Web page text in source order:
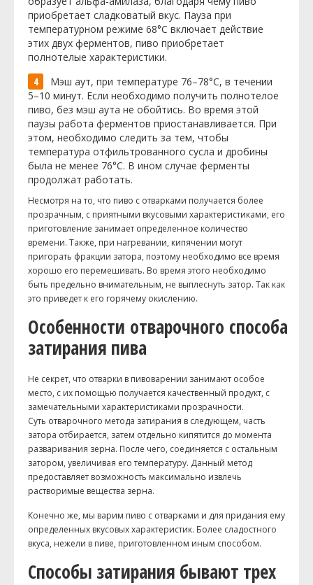
приобретает сладковатый вкус. Пауза при
температурном режиме 68°C включает действие
этих двух ферментов, пиво приобретает
полнотелые характеристики.
Мэш аут, при температуре 76–78°C, в течении
5–10 минут. Если необходимо получить полнотелое
пиво, без мэш аута не обойтись. Во время этой
паузы работа ферментов приостанавливается. При
этом, необходимо следить за тем, чтобы
температура отфильтрованного сусла и дробины
была не менее 76°C. В ином случае ферменты
продолжат работать.
Несмотря на то, что пиво с отварками получается более
прозрачным, с приятными вкусовыми характеристиками, его
приготовление занимает определенное количество
времени. Также, при нагревании, кипячении могут
пригорать фракции затора, поэтому необходимо все время
хорошо его перемешивать. Во время этого необходимо
быть предельно внимательным, не выплеснуть затор. Так как
это приведет к его горячему окислению.
Особенности отварочного способа
затирания пива
Не секрет, что отварки в пивоварении занимают особое
место, с их помощью получается качественный продукт, с
замечательными характеристиками прозрачности.
Суть отварочного метода затирания в следующем, часть
затора отбирается, затем отдельно кипятится до момента
разваривания зерна. После чего, соединяется с остальным
затором, увеличивая его температуру. Данный метод
предоставляет возможность максимально извлечь
растворимые вещества зерна.
Конечно же, мы варим пиво с отварками и для придания ему
определенных вкусовых характеристик. Более сладостного
вкуса, нежели в пиве, приготовленном иным способом.
Способы затирания бывают трех